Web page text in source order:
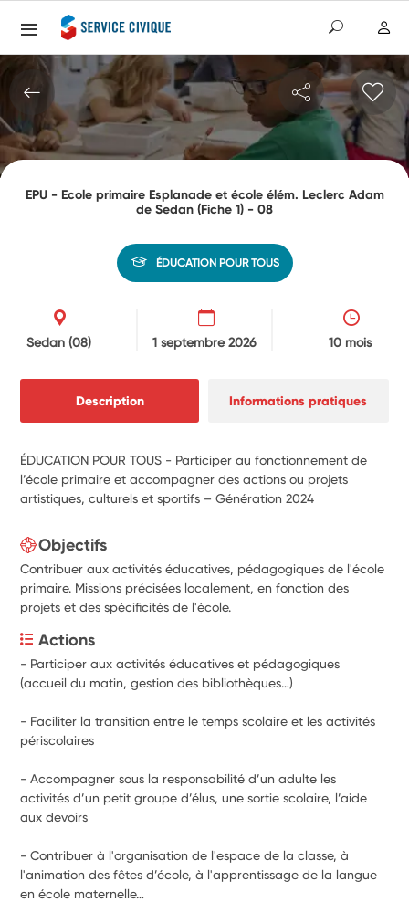
EPU - Ecole primaire Esplanade et école élém. Leclerc Adam
de Sedan (Fiche 1) - 08
ÉDUCATION POUR TOUS
Sedan(08) 1 septembre 2026 10 mois
Description Informations pratiques
ÉDUCATION POUR TOUS - Participer au fonctionnement de
l’école primaire et accompagner des actions ou projets
artistiques, culturels et sportifs – Génération 2024
Objectifs
Contribuer aux activités éducatives, pédagogiques de l'école
primaire. Missions précisées localement, en fonction des
projets et des spécificités de l'école.
Actions
- Participer aux activités éducatives et pédagogiques
(accueil du matin, gestion des bibliothèques…)
- Faciliter la transition entre le temps scolaire et les activités
périscolaires
- Accompagner sous la responsabilité d’un adulte les
activités d’un petit groupe d’élus, une sortie scolaire, l’aide
aux devoirs
- Contribuer à l'organisation de l'espace de la classe, à
l'animation des fêtes d’école, à l'apprentissage de la langue
en école maternelle…